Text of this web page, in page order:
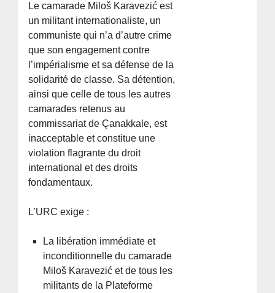
Le camarade Miloš Karavezić est
un militant internationaliste, un
communiste qui n’a d’autre crime
que son engagement contre
l’impérialisme et sa défense de la
solidarité de classe. Sa détention,
ainsi que celle de tous les autres
camarades retenus au
commissariat de Çanakkale, est
inacceptable et constitue une
violation flagrante du droit
international et des droits
fondamentaux.
L’URC exige :
La libération immédiate et
inconditionnelle du camarade
Miloš Karavezić et de tous les
militants de la Plateforme